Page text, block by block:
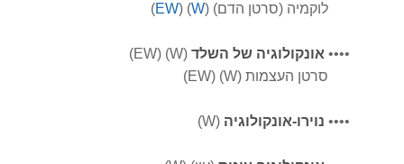
לוקמיה (סרטן הדם) (W
) (
EW
)
•••• אונקולוגיה של השלד (W) (EW)
סרטן העצמות (W) (EW)
•••• נוירו-אונקולוגיה (W)